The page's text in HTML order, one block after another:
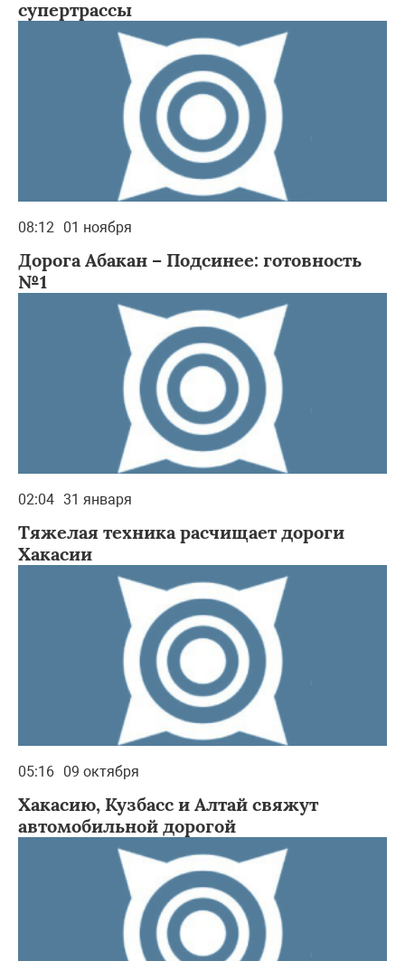
супертрассы
08:12 01 ноября
Дорога Абакан – Подсинее: готовность
№1
02:04 31 января
Тяжелая техника расчищает дороги
Хакасии
05:16 09 октября
Хакасию, Кузбасс и Алтай свяжут
автомобильной дорогой